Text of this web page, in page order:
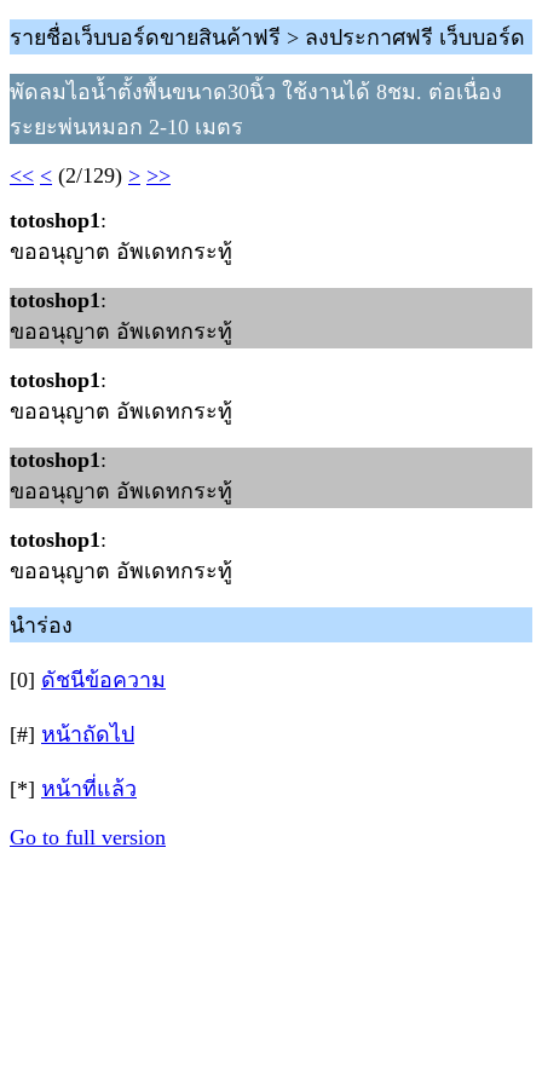
รายชื่อเว็บบอร์ดขายสินค้าฟรี > ลงประกาศฟรี เว็บบอร์ด
พัดลมไอน้ำตั้งพื้นขนาด30นิ้ว ใช้งานได้ 8ชม. ต่อเนื่อง
ระยะพ่นหมอก 2-10 เมตร
<< < (2/129) > >>
totoshop1:
ขออนุญาต อัพเดทกระทู้
totoshop1:
ขออนุญาต อัพเดทกระทู้
totoshop1:
ขออนุญาต อัพเดทกระทู้
totoshop1:
ขออนุญาต อัพเดทกระทู้
totoshop1:
ขออนุญาต อัพเดทกระทู้
นำร่อง
[0] ดัชนีข้อความ
[#] หน้าถัดไป
[*] หน้าที่แล้ว
Go to full version